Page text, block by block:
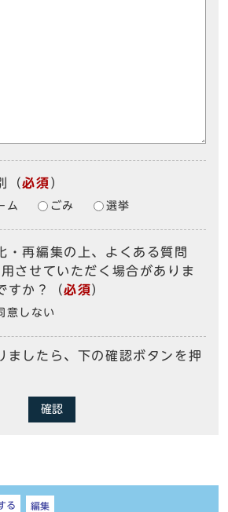
（必須 ）
ム ごみ 選挙
・再編集の上、よくある質問
させていただく場合がありま
すか？
（必須）
意しない
ましたら、下の確認ボタンを押
確認
る 編集